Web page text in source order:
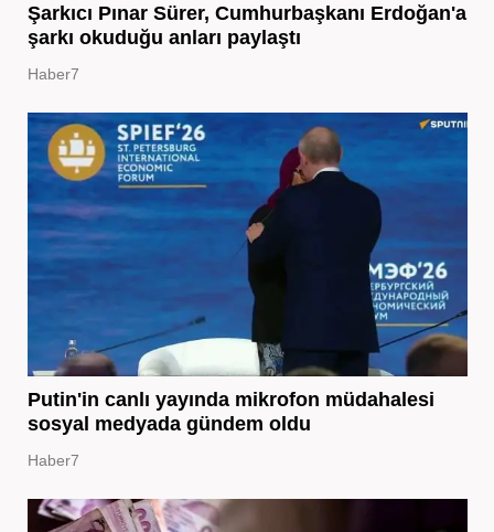
Şarkıcı Pınar Sürer, Cumhurbaşkanı Erdoğan'a
şarkı okuduğu anları paylaştı
Haber7
Putin'in canlı yayında mikrofon müdahalesi
sosyal medyada gündem oldu
Haber7